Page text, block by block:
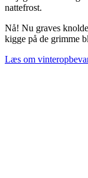
nattefrost.
Nå! Nu graves
kigge på de grimme
Læs om